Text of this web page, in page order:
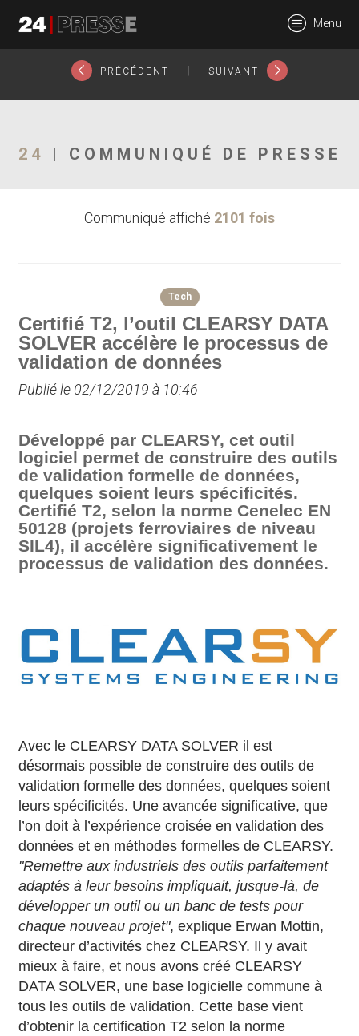
24Presse -
Communiqués de
Menu
PRÉCÉDENT SUIVANT
24 | COMMUNIQUÉ DE PRESSE
Communiqué affiché 2101 fois
Tech
Certifié T2, l’outil CLEARSY DATA
SOLVER accélère le processus de
validation de données
Publié le 02/12/2019 à 10:46
Développé par CLEARSY, cet outil
logiciel permet de construire des outils
de validation formelle de données,
quelques soient leurs spécificités.
Certifié T2, selon la norme Cenelec EN
50128 (projets ferroviaires de niveau
SIL4), il accélère significativement le
processus de validation des données.
Avec le CLEARSY DATA SOLVER il est
désormais possible de construire des outils de
validation formelle des données, quelques soient
leurs spécificités. Une avancée significative, que
l’on doit à l’expérience croisée en validation des
données et en méthodes formelles de CLEARSY.
"Remettre aux industriels des outils parfaitement
adaptés à leur besoins impliquait, jusque-là, de
développer un outil ou un banc de tests pour
chaque nouveau projet", explique Erwan Mottin,
directeur d’activités chez CLEARSY. Il y avait
mieux à faire, et nous avons créé CLEARSY
DATA SOLVER, une base logicielle commune à
tous les outils de validation. Cette base vient
d’obtenir la certification T2 selon la norme